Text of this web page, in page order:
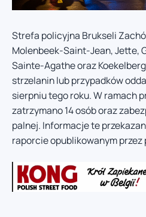
Strefa policyjna Brukseli
Molenbeek-Saint-Jean, Jette,
Sainte-Agathe oraz
strzelanin lub przypadków
sierpniu tego roku. W ramach
zatrzymano 14 osób oraz
palnej. Informacje te
raporcie opublikowanym